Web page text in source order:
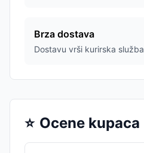
Brza dostava
Dostavu vrši kurirska služba
⭐ Ocene kupaca